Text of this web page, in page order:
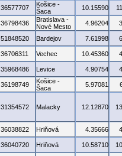
36577707
Košice -
Šaca
10.15590
36798436
Bratislava -
Nové Mesto
4.96204
51848520 Bardejov 7.61998
36706311 Vechec 10.45360
35968486 Levice 4.90754
36198749
Košice -
Šaca
5.97081
31354572 Malacky 12.12870
36038822 Hriňová 4.35666
36040720 Hriňová 10.58710